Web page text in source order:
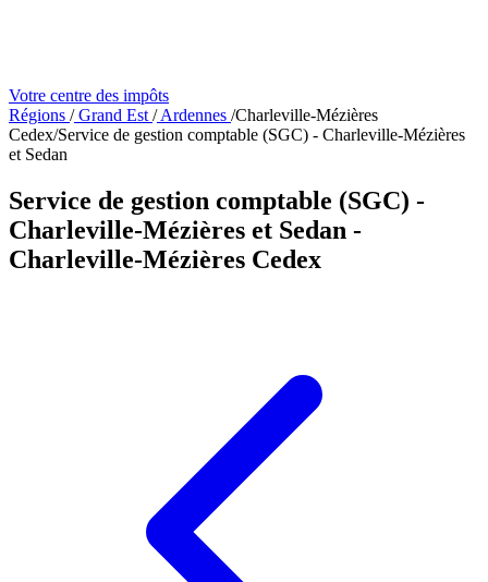
Votre centre des impôts
Régions /Grand Est /Ardennes /Charleville-Mézières
Cedex/Service de gestion comptable (SGC) - Charleville-Mézières
et Sedan
Service de gestion comptable (SGC) -
Charleville-Mézières et Sedan -
Charleville-Mézières Cedex